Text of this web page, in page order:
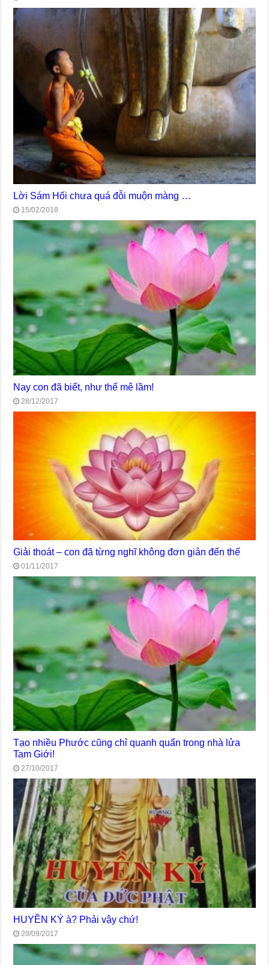
Lời Sám Hối chưa quá đỗi muộn màng …
15/02/2018
Nay con đã biết, như thế mê lầm!
28/12/2017
Giải thoát – con đã từng nghĩ không đơn giản đến thế
01/11/2017
Tạo nhiều Phước cũng chỉ quanh quẩn trong nhà lửa
Tam Giới!
27/10/2017
HUYỀN KÝ à? Phải vậy chứ!
20/09/2017